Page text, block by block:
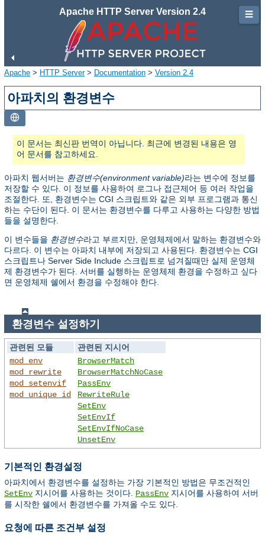
Apache HTTP Server Version 2.4
Apache > HTTP Server> Documentation > Version 2.4
아파치의 환경변수
이 문서는 최신판 번역이 아닙니다. 최근에 변경된 내용은 영
어 문서를 참고하세요.
아파치 웹서버는 환경변수(environment variable)라는 변수에 정보를
저장할 수 있다. 이 정보를 사용하여 로그나 접근제어 등 여러 작업을
조절한다. 또, 환경변수는 CGI 스크립트와 같은 외부 프로그램과 통신
하는 수단이 된다. 이 문서는 환경변수를 다루고 사용하는 다양한 방법
들을 설명한다.
이 변수들을 환경변수라고 부르지만, 운영체제에서 말하는 환경변수와
다르다. 이 변수는 아파치 내부에 저장되고 사용된다. 환경변수는 CGI
스크립트나 Server Side Include 스크립트로 넘겨질때만 실제 운영체
제 환경변수가 된다. 서버를 실행하는 운영체제 환경을 수정하고 싶다
면 운영체제 쉘에서 환경을 수정해야 한다.
환경변수 설정하기
관련된 모듈
관련된 지시어
mod_env
mod_rewrite
mod_setenvif
mod_unique_id
BrowserMatch
BrowserMatchNoCase
PassEnv
RewriteRule
SetEnv
SetEnvIf
SetEnvIfNoCase
UnsetEnv
기본적인 환경설정
아파치에서 환경변수를 설정하는 가장 기본적인 방법은 무조건적인
SetEnv 지시어를 사용하는 것이다. PassEnv 지시어를 사용하여 서버
를 시작한 쉘에서 환경변수를 가져올 수도 있다.
요청에 따른 조건부 설정
☰